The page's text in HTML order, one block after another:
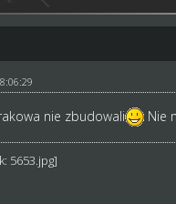
nie zbudowali Nie